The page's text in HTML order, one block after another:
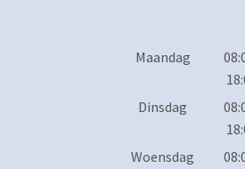
Maandag
Dinsdag
Woensdag